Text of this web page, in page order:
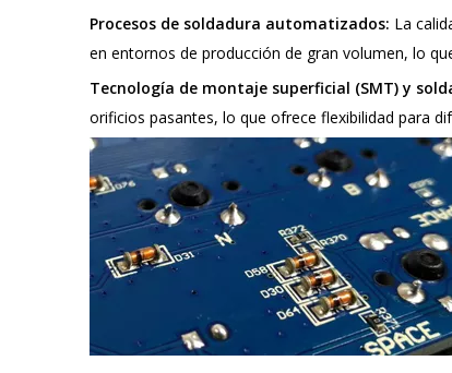
Procesos de soldadura automatizados: La
en entornos de producción de gran volumen, lo
Tecnología de montaje superficial (SMT) y
orificios pasantes, lo que ofrece flexibilidad para